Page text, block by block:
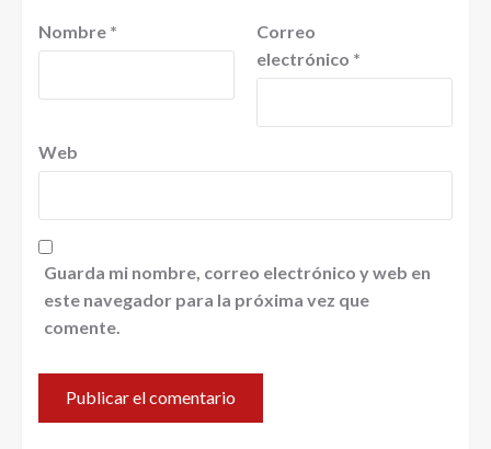
Nombre *
Correo
electrónico *
Web
Guarda mi nombre, correo electrónico y web en
este navegador para la próxima vez que
comente.